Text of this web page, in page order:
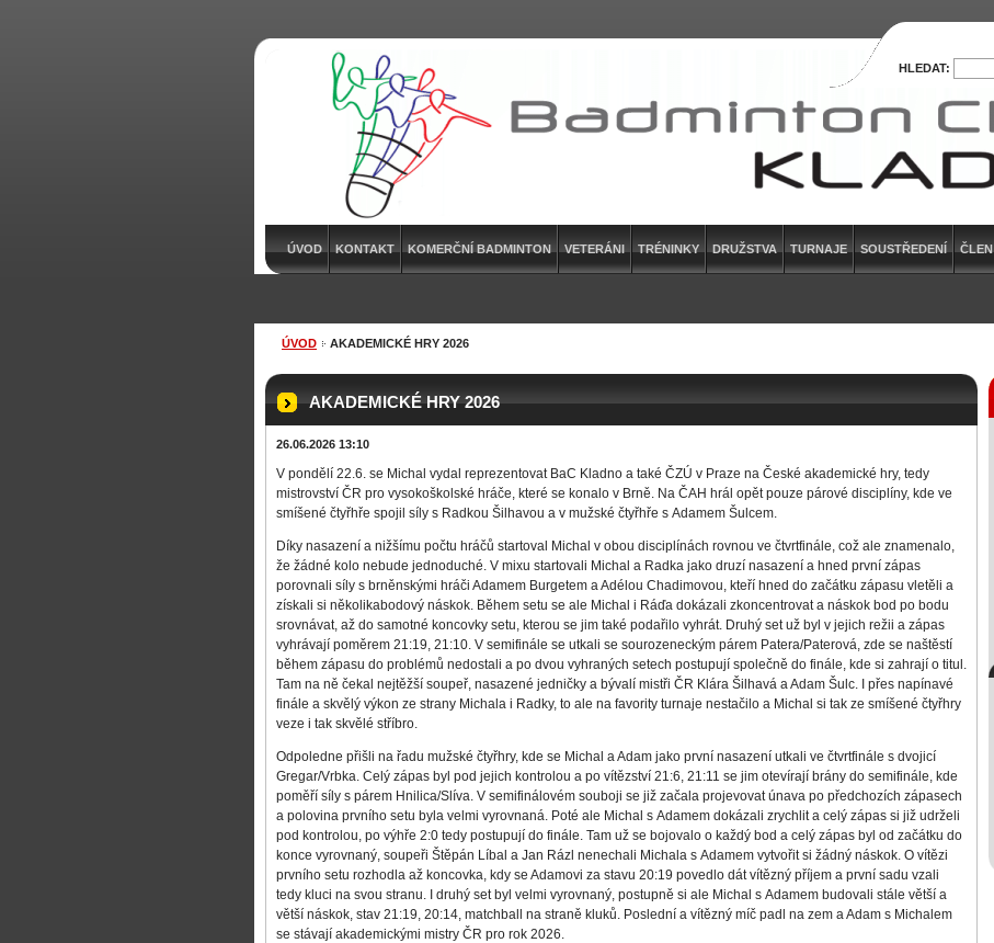
ÚVOD KONTAKT KOMERČNÍ BADMINTON VETERÁNI TRÉNINKY DRUŽSTVA TURNAJE SOUSTŘEDENÍ ČLEN
ÚVOD AKADEMICKÉ HRY 2026
AKADEMICKÉ HRY 2026
26.06.2026 13:10
V pondělí 22.6. se Michal vydal reprezentovat BaC Kladno a také ČZÚ v Praze na České akademické hry, tedy
mistrovství ČR pro vysokoškolské hráče, které se konalo v Brně. Na ČAH hrál opět pouze párové disciplíny, kde ve
smíšené čtyřhře spojil síly s Radkou Šilhavou a v mužské čtyřhře s Adamem Šulcem.
Díky nasazení a nižšímu počtu hráčů startoval Michal v obou disciplínách rovnou ve čtvrtfinále, což ale znamenalo,
že žádné kolo nebude jednoduché. V mixu startovali Michal a Radka jako druzí nasazení a hned první zápas
porovnali síly s brněnskými hráči Adamem Burgetem a Adélou Chadimovou, kteří hned do začátku zápasu vletěli a
získali si několikabodový náskok. Během setu se ale Michal i Ráďa dokázali zkoncentrovat a náskok bod po bodu
srovnávat, až do samotné koncovky setu, kterou se jim také podařilo vyhrát. Druhý set už byl v jejich režii a zápas
vyhrávají poměrem 21:19, 21:10. V semifinále se utkali se sourozeneckým párem Patera/Paterová, zde se naštěstí
během zápasu do problémů nedostali a po dvou vyhraných setech postupují společně do finále, kde si zahrají o titul.
Tam na ně čekal nejtěžší soupeř, nasazené jedničky a bývalí mistři ČR Klára Šilhavá a Adam Šulc. I přes napínavé
finále a skvělý výkon ze strany Michala i Radky, to ale na favority turnaje nestačilo a Michal si tak ze smíšené čtyřhry
veze i tak skvělé stříbro.
Odpoledne přišli na řadu mužské čtyřhry, kde se Michal a Adam jako první nasazení utkali ve čtvrtfinále s dvojicí
Gregar/Vrbka. Celý zápas byl pod jejich kontrolou a po vítězství 21:6, 21:11 se jim otevírají brány do semifinále, kde
poměří síly s párem Hnilica/Slíva. V semifinálovém souboji se již začala projevovat únava po předchozích zápasech
a polovina prvního setu byla velmi vyrovnaná. Poté ale Michal s Adamem dokázali zrychlit a celý zápas si již udrželi
pod kontrolou, po výhře 2:0 tedy postupují do finále. Tam už se bojovalo o každý bod a celý zápas byl od začátku do
konce vyrovnaný, soupeři Štěpán Líbal a Jan Rázl nenechali Michala s Adamem vytvořit si žádný náskok. O vítězi
prvního setu rozhodla až koncovka, kdy se Adamovi za stavu 20:19 povedlo dát vítězný příjem a první sadu vzali
tedy kluci na svou stranu. I druhý set byl velmi vyrovnaný, postupně si ale Michal s Adamem budovali stále větší a
větší náskok, stav 21:19, 20:14, matchball na straně kluků. Poslední a vítězný míč padl na zem a Adam s Michalem
se stávají akademickými mistry ČR pro rok 2026.
HLEDAT: